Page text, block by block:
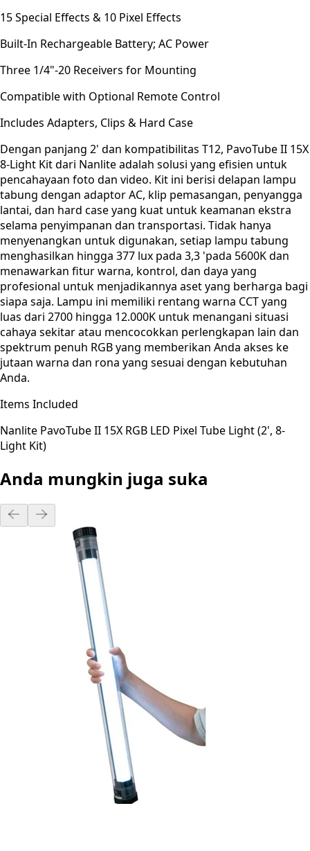
15 Special Effects & 10 Pixel Effects
Built-In Rechargeable Battery; AC Power
Three 1/4"-20 Receivers for Mounting
Compatible with Optional Remote Control
Includes Adapters, Clips & Hard Case
Dengan panjang 2' dan kompatibilitas T12, PavoTube II 15X
8-Light Kit dari Nanlite adalah solusi yang efisien untuk
pencahayaan foto dan video. Kit ini berisi delapan lampu
tabung dengan adaptor AC, klip pemasangan, penyangga
lantai, dan hard case yang kuat untuk keamanan ekstra
selama penyimpanan dan transportasi. Tidak hanya
menyenangkan untuk digunakan, setiap lampu tabung
menghasilkan hingga 377 lux pada 3,3 'pada 5600K dan
menawarkan fitur warna, kontrol, dan daya yang
profesional untuk menjadikannya aset yang berharga bagi
siapa saja. Lampu ini memiliki rentang warna CCT yang
luas dari 2700 hingga 12.000K untuk menangani situasi
cahaya sekitar atau mencocokkan perlengkapan lain dan
spektrum penuh RGB yang memberikan Anda akses ke
jutaan warna dan rona yang sesuai dengan kebutuhan
Anda.
Items Included
Nanlite PavoTube II 15X RGB LED Pixel Tube Light (2', 8-
Light Kit)
Anda mungkin juga suka